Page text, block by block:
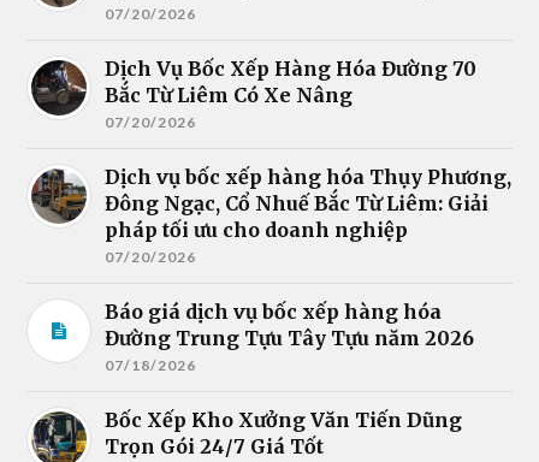
07/20/2026
Dịch Vụ Bốc Xếp Hàng Hóa Đường 70
Bắc Từ Liêm Có Xe Nâng
07/20/2026
Dịch vụ bốc xếp hàng hóa Thụy Phương,
Đông Ngạc, Cổ Nhuế Bắc Từ Liêm: Giải
pháp tối ưu cho doanh nghiệp
07/20/2026
Báo giá dịch vụ bốc xếp hàng hóa
Đường Trung Tựu Tây Tựu năm 2026
07/18/2026
Bốc Xếp Kho Xưởng Văn Tiến Dũng
Trọn Gói 24/7 Giá Tốt